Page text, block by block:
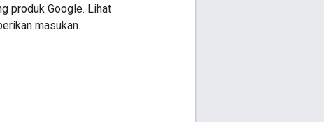
produk Google. Lihat
masukan.